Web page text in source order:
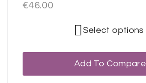
€46.00
Select options
Add To Compare